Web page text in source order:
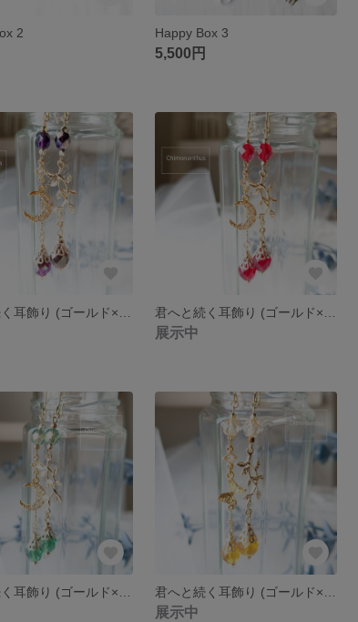
2 Happy Box 3
5,500円
展示中
展示中